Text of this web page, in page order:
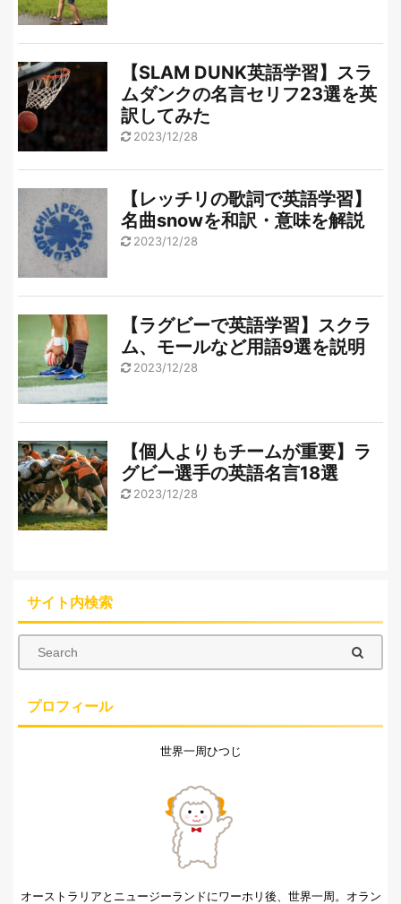
【SLAM DUNK英語学習】スラ
ムダンクの名言セリフ23選を英
訳してみた
2023/12/28
【レッチリの歌詞で英語学習】
名曲snowを和訳・意味を解説
2023/12/28
【ラグビーで英語学習】スクラ
ム、モールなど用語9選を説明
2023/12/28
【個人よりもチームが重要】ラ
グビー選手の英語名言18選
2023/12/28
サイト内検索
プロフィール
世界一周ひつじ
オーストラリアとニュージーランドにワーホリ後、世界一周。オラン